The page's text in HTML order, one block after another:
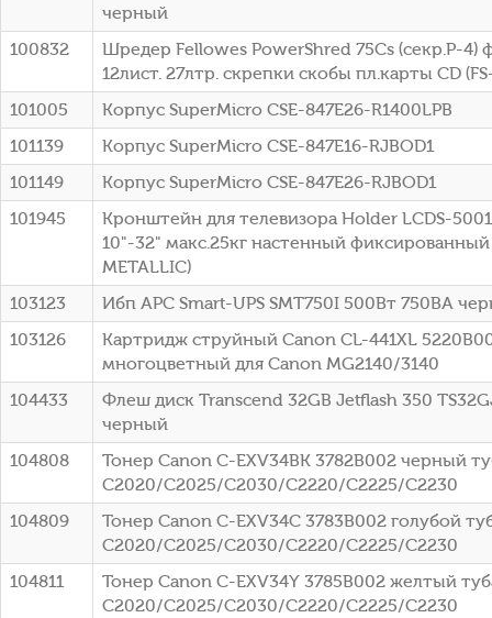
черный
100832
Шредер Fellowes PowerShred 75Cs (секр.P-4)
12лист. 27лтр. скрепки скобы пл.карты CD
101005
Корпус SuperMicro CSE-847E26-R1400LPB
101139
Корпус SuperMicro CSE-847E16-RJBOD1
101149
Корпус SuperMicro CSE-847E26-RJBOD1
101945
Кронштейн для телевизора Holder LCDS-
10"-32" макс.25кг настенный фиксированный
METALLIC)
103123
Ибп APC Smart-UPS SMT750I 500Вт 750ВА
103126
Картридж струйный Canon CL-441XL
многоцветный для Canon MG2140/3140
104433
Флеш диск Transcend 32GB Jetflash 350
черный
104808
Тонер Canon C-EXV34BK 3782B002 черный
C2020/C2025/C2030/C2220/C2225/C2230
104809
Тонер Canon C-EXV34C 3783B002 голубой
C2020/C2025/C2030/C2220/C2225/C2230
104811
Тонер Canon C-EXV34Y 3785B002 желтый
C2020/C2025/C2030/C2220/C2225/C2230